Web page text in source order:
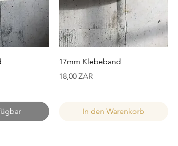
Schnellansicht
17mm Klebeband
Preis
18,00 ZAR
In den Warenkorb